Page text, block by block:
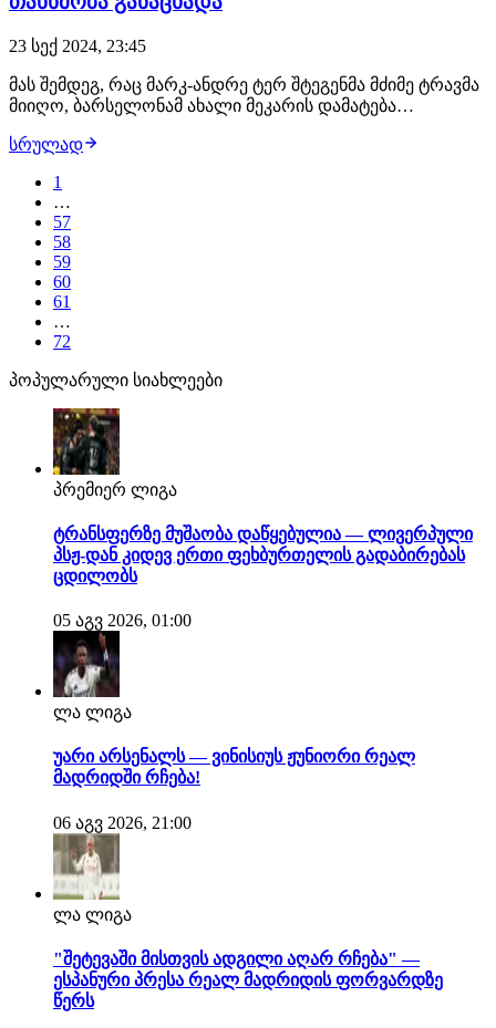
23 სექ 2024, 23:45
მას შემდეგ, რაც მარკ-ანდრე ტერ შტეგენმა მძიმე ტრავმა
მიიღო, ბარსელონამ ახალი მეკარის დამატება
დახურულია, განიხილება თავისუფალი აგენტის დამატება
ალბათობით, კეილორ ნავასი იქნება. 37 წლის
კოსტარიკელი…
სრულად
1
…
57
58
59
60
61
…
72
პოპულარული სიახლეები
პრემიერ ლიგა
ტრანსფერზე მუშაობა დაწყებულია — ლივერპული
პსჟ-დან კიდევ ერთი ფეხბურთელის გადაბირებას
ცდილობს
05 აგვ 2026, 01:00
ლა ლიგა
უარი არსენალს — ვინისიუს ჟუნიორი რეალ
მადრიდში რჩება!
06 აგვ 2026, 21:00
ლა ლიგა
"შეტევაში მისთვის ადგილი აღარ რჩება" —
ესპანური პრესა რეალ მადრიდის ფორვარდზე
წერს